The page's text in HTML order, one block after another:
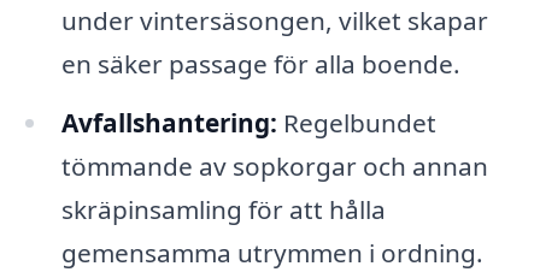
under vintersäsongen, vilket skapar
en säker passage för alla boende.
Avfallshantering: Regelbundet
tömmande av sopkorgar och annan
skräpinsamling för att hålla
gemensamma utrymmen i ordning.